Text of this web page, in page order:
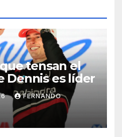
tensan el
Dennis es líder
FERNANDO